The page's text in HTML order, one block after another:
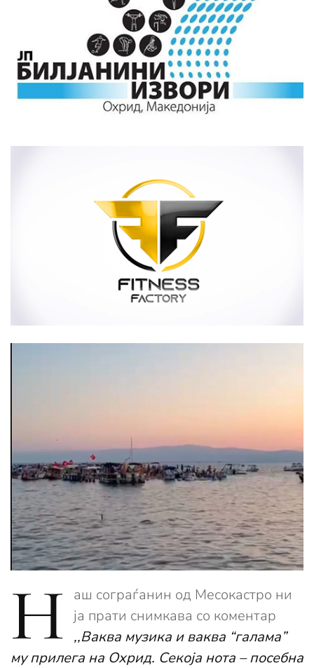
Н аш сограѓанин од Месокастро ни
ја прати снимкава со коментар
,,Ваква музика и ваква “галама”
му прилега на Охрид. Секоја нота – посебна